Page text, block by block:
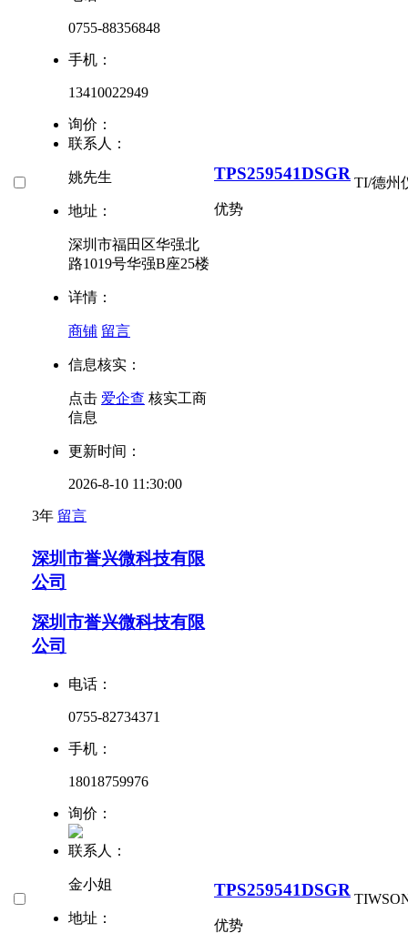
0755-88356848
手机：
13410022949
询价：
联系人：
姚先生
地址：
深圳市福田区华强北
路1019号华强B座25楼
详情：
商铺 留言
信息核实：
点击 爱企查 核实工商
信息
更新时间：
2026-8-10 11:30:00
3年 留言
TPS259541DSGR
优势
TI/德州
深圳市誉兴微科技有限
公司
深圳市誉兴微科技有限
公司
电话：
0755-82734371
手机：
18018759976
询价：
联系人：
金小姐
地址：
TPS259541DSGR
优势
TI